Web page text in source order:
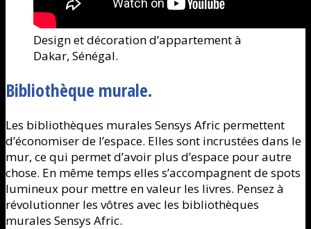
Design et décoration d’appartement à
Dakar, Sénégal.
Bibliothèque murale.
Les bibliothèques murales Sensys Afric permettent
d’économiser de l’espace. Elles sont incrustées dans le
mur, ce qui permet d’avoir plus d’espace pour autre
chose. En même temps elles s’accompagnent de spots
lumineux pour mettre en valeur les livres. Pensez à
révolutionner les vôtres avec les bibliothèques
murales Sensys Afric.